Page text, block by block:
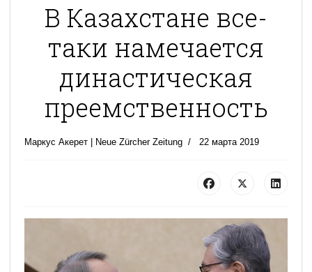
В Казахстане все-
таки намечается
династическая
преемственность
Маркус Акерет | Neue Zürcher Zeitung 22 марта 2019